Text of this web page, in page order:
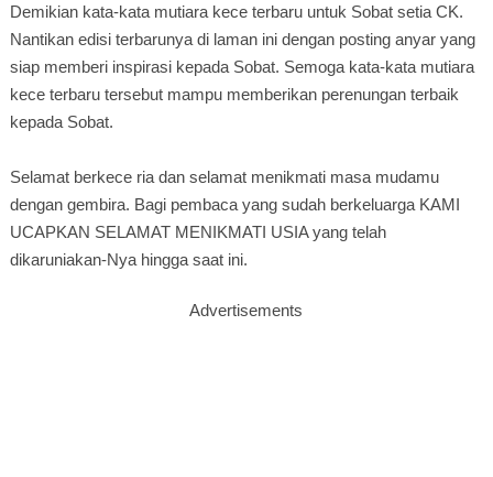
Demikian kata-kata mutiara kece terbaru untuk Sobat setia CK.
Nantikan edisi terbarunya di laman ini dengan posting anyar yang
siap memberi inspirasi kepada Sobat. Semoga kata-kata mutiara
kece terbaru tersebut mampu memberikan perenungan terbaik
kepada Sobat.
Selamat berkece ria dan selamat menikmati masa mudamu
dengan gembira. Bagi pembaca yang sudah berkeluarga KAMI
UCAPKAN SELAMAT MENIKMATI USIA yang telah
dikaruniakan-Nya hingga saat ini.
Advertisements